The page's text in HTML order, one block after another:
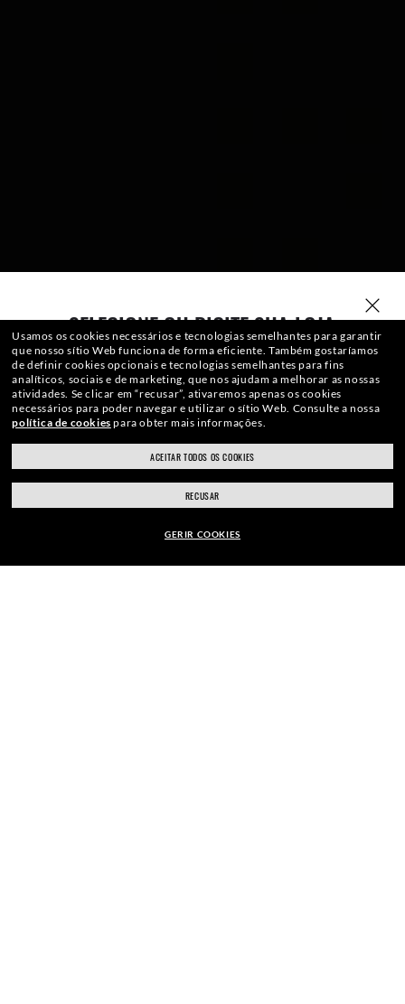
SELECIONE OU DIGITE SUA LOJA
ray-ban.com/brazil ray-ban.com/usa
Escolha uma loja diferente
Usamos os cookies necessários e tecnologias semelhantes para garantir
que nosso sítio Web funciona de forma eficiente. Também gostaríamos
de definir cookies opcionais e tecnologias semelhantes para fins
analíticos, sociais e de marketing, que nos ajudam a melhorar as nossas
atividades. Se clicar em “recusar”, ativaremos apenas os cookies
necessários para poder navegar e utilizar o sítio Web. Consulte a nossa
política de cookies para obter mais informações.
ACEITAR TODOS OS COOKIES
RECUSAR
GERIR COOKIES